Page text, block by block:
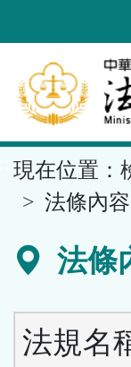
到
要
內
容
區
塊
現在位置：
法條內容
法條
法規名